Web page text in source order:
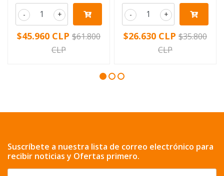
+
-
$45.960 CLP $61.800
CLP
+
-
$26.630 CLP $35.800
CLP
Suscríbete a nuestra lista de correo electrónico para
recibir noticias y Ofertas primero.